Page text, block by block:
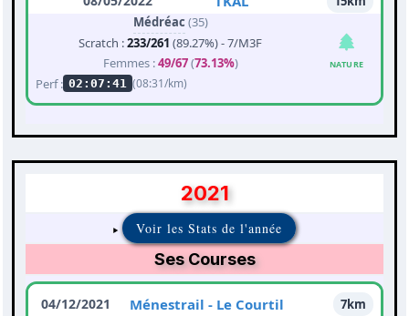
Médréac (35)
Scratch :233/261 (89.27%) - 7/M3F
Femmes :49/67(73.13%)
Perf : 02:07:41 (08:31/km)
NATURE
2021
Voir les Stats de l'année
Ses Courses
04/12/2021 Ménestrail - Le Courtil
7km